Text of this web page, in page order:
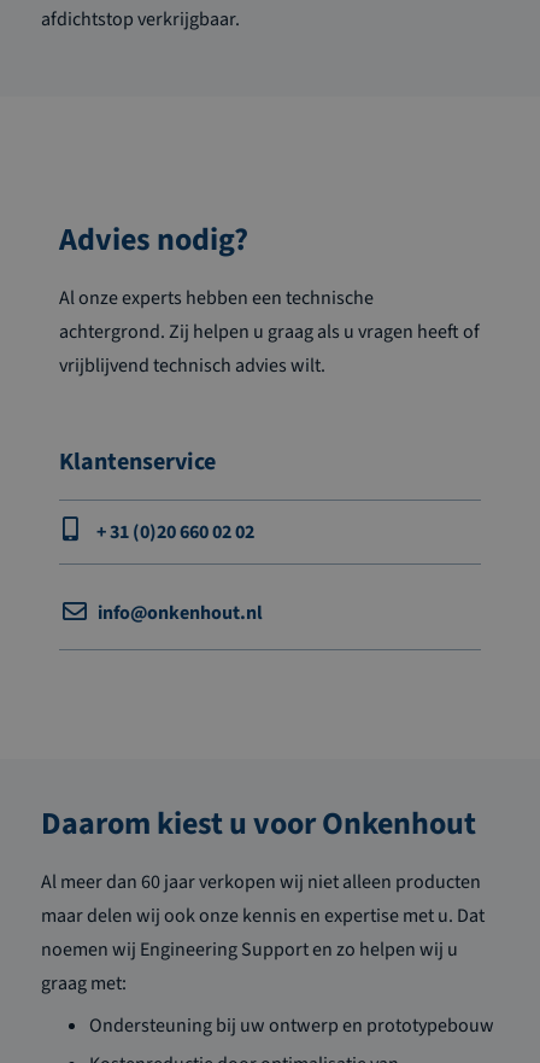
afdichtstop verkrijgbaar.
Advies nodig?
Al onze experts hebben een technische
achtergrond. Zij helpen u graag als u vragen heeft of
vrijblijvend technisch advies wilt.
Klantenservice
+ 31 (0)20 660 02 02
info@onkenhout.nl
Daarom kiest u voor Onkenhout
Al meer dan 60 jaar verkopen wij niet alleen producten
maar delen wij ook onze kennis en expertise met u. Dat
noemen wij Engineering Support en zo helpen wij u
graag met:
Ondersteuning bij uw ontwerp en prototypebouw